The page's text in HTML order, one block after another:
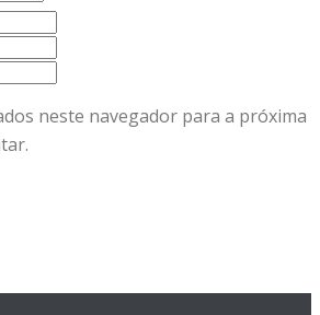
neste navegador para a próxima